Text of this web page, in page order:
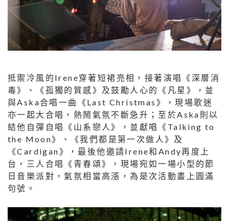
抵禦冷風的Irene穿著短裙亮相，接著演唱《深層消
毒》、《孤獨的質感》及鼓勵人心的《凡星》，並
與Aska合唱一曲《Last Christmas》，現場歌迷
亦一起大合唱，熱鬧氣氛不斷急升；至於Aska則以
結他自彈自唱《山系戀人》，並獻唱《Talking to
the Moon》、《我們都是第一次做人》及
《Cardigan》，最後他邀請Irene和Andy再度上
台，三人合唱《青春頌》，現場宛如一場小型的節
日音樂派對，氣氛相當高漲，為是次活動畫上圓滿
句號。